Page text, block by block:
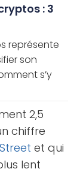
: 3
représente
son
s’y
2,5
chiffre
et qui
lent